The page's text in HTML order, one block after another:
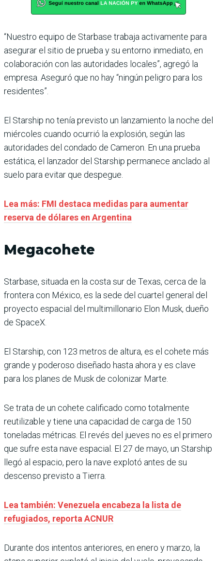
“Nuestro equipo de Starbase trabaja activamente para
asegurar el sitio de prueba y su entorno inmediato, en
colaboración con las autoridades locales”, agregó la
empresa. Aseguró que no hay “ningún peligro para los
residentes”.
El Starship no tenía previsto un lanzamiento la noche del
miércoles cuando ocurrió la explosión, según las
autoridades del condado de Cameron. En una prueba
estática, el lanzador del Starship permanece anclado al
suelo para evitar que despegue.
Lea más: FMI destaca medidas para aumentar
reserva de dólares en Argentina
Megacohete
Starbase, situada en la costa sur de Texas, cerca de la
frontera con México, es la sede del cuartel general del
proyecto espacial del multimillonario Elon Musk, dueño
de SpaceX.
El Starship, con 123 metros de altura, es el cohete más
grande y poderoso diseñado hasta ahora y es clave
para los planes de Musk de colonizar Marte.
Se trata de un cohete calificado como totalmente
reutilizable y tiene una capacidad de carga de 150
toneladas métricas. El revés del jueves no es el primero
que sufre esta nave espacial. El 27 de mayo, un Starship
llegó al espacio, pero la nave explotó antes de su
descenso previsto a Tierra.
Lea también: Venezuela encabeza la lista de
refugiados, reporta ACNUR
Durante dos intentos anteriores, en enero y marzo, la